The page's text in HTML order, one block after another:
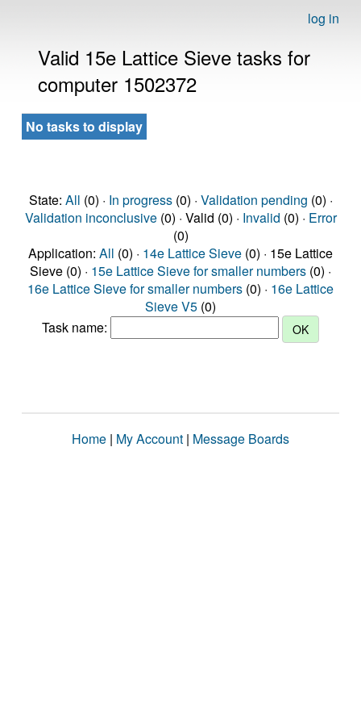
log in
Valid 15e Lattice Sieve tasks for
computer 1502372
No tasks to display
State: All (0) · In progress(0) · Validation pending (0) ·
Validation inconclusive(0) · Valid (0) · Invalid (0) · Error
(0)
Application: All (0) · 14e Lattice Sieve (0) · 15e Lattice
Sieve (0) · 15e Lattice Sieve for smaller numbers (0) ·
16e Lattice Sieve for smaller numbers (0) · 16e Lattice
Sieve V5 (0)
Task name:
Home | My Account | Message Boards